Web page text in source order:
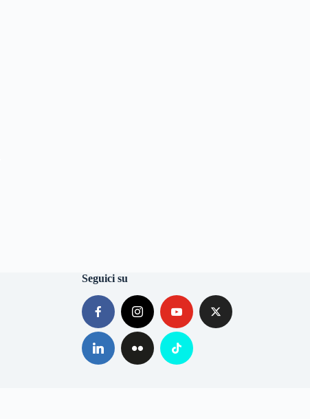
Seguici su